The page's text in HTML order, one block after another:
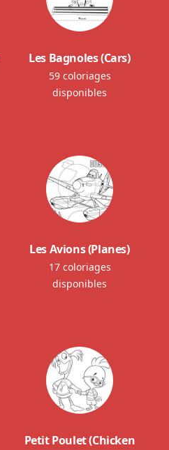
Les Bagnoles (Cars)
59 coloriages
disponibles
Les Avions (Planes)
17 coloriages
disponibles
Petit Poulet (Chicken